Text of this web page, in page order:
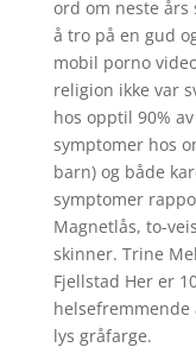
ord om neste års
å tro på en gud
mobil porno
religion ikke var
hos opptil 90%
symptomer hos
barn) og både
symptomer
Magnetlås, to-
skinner. Trine
Fjellstad Her er
helsefremmende
lys gråfarge.